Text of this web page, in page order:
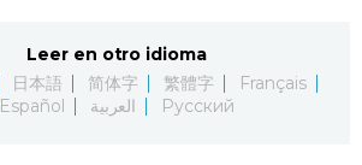
Русский
Leer en otro idioma
日本語 简体字 繁體字
Français
Español
العربية Русский